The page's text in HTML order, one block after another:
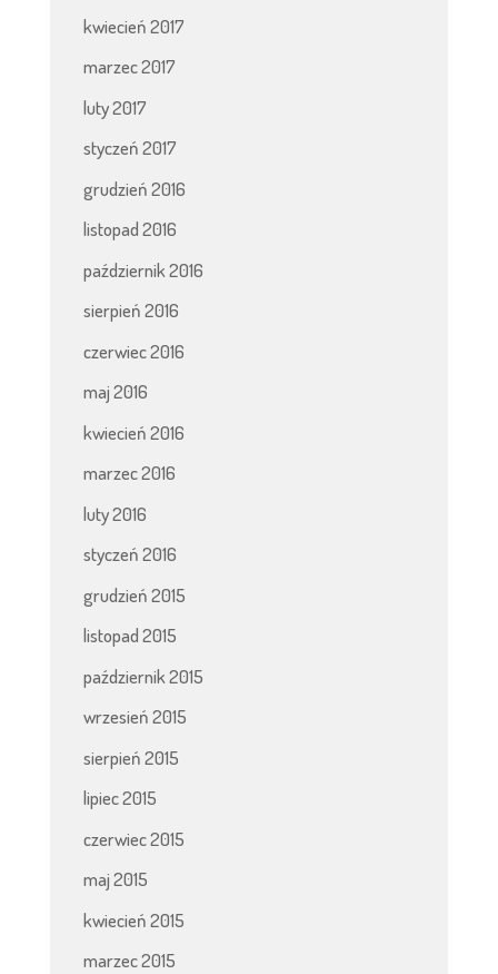
kwiecień 2017
marzec 2017
luty 2017
styczeń 2017
grudzień 2016
listopad 2016
październik 2016
sierpień 2016
czerwiec 2016
maj 2016
kwiecień 2016
marzec 2016
luty 2016
styczeń 2016
grudzień 2015
listopad 2015
październik 2015
wrzesień 2015
sierpień 2015
lipiec 2015
czerwiec 2015
maj 2015
kwiecień 2015
marzec 2015